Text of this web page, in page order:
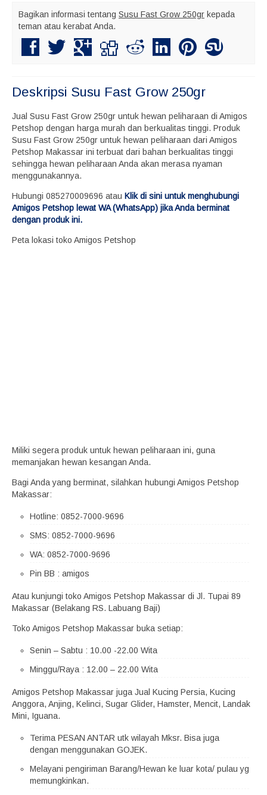
Bagikan informasi tentang Susu Fast Grow 250gr kepada
teman atau kerabat Anda.
Deskripsi Susu Fast Grow 250gr
Jual Susu Fast Grow 250gr untuk hewan peliharaan di Amigos
Petshop dengan harga murah dan berkualitas tinggi. Produk
Susu Fast Grow 250gr untuk hewan peliharaan dari Amigos
Petshop Makassar ini terbuat dari bahan berkualitas tinggi
sehingga hewan peliharaan Anda akan merasa nyaman
menggunakannya.
Hubungi 085270009696 atau Klik di sini untuk menghubungi
Amigos Petshop lewat WA (WhatsApp) jika Anda berminat
dengan produk ini.
Peta lokasi toko Amigos Petshop
Miliki segera produk untuk hewan peliharaan ini, guna
memanjakan hewan kesangan Anda.
Bagi Anda yang berminat, silahkan hubungi Amigos Petshop
Makassar:
Hotline: 0852-7000-9696
SMS: 0852-7000-9696
WA: 0852-7000-9696
Pin BB : amigos
Atau kunjungi toko Amigos Petshop Makassar di Jl. Tupai 89
Makassar (Belakang RS. Labuang Baji)
Toko Amigos Petshop Makassar buka setiap:
Senin – Sabtu : 10.00 -22.00 Wita
Minggu/Raya : 12.00 – 22.00 Wita
Amigos Petshop Makassar juga Jual Kucing Persia, Kucing
Anggora, Anjing, Kelinci, Sugar Glider, Hamster, Mencit, Landak
Mini, Iguana.
Terima PESAN ANTAR utk wilayah Mksr. Bisa juga
dengan menggunakan GOJEK.
Melayani pengiriman Barang/Hewan ke luar kota/ pulau yg
memungkinkan.